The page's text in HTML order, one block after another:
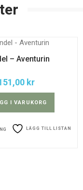
– Aventurin
kr
I VARUKORG
LÄGG TILL LISTAN